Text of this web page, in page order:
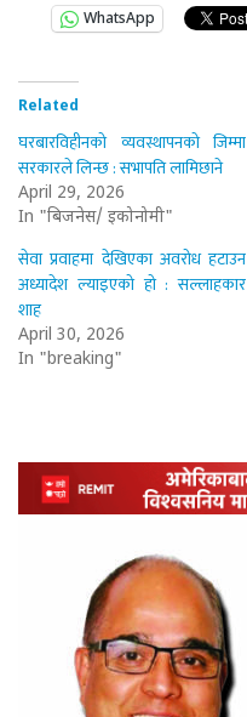
WhatsApp
Related
घरबारविहीनको व्यवस्थापनको जिम्मा
सरकारले लिन्छ : सभापति लामिछाने
April 29, 2026
In "बिजनेस/ इकोनोमी"
सेवा प्रवाहमा देखिएका अवरोध हटाउन
अध्यादेश ल्याइएको हो : सल्लाहकार
शाह
April 30, 2026
In "breaking"